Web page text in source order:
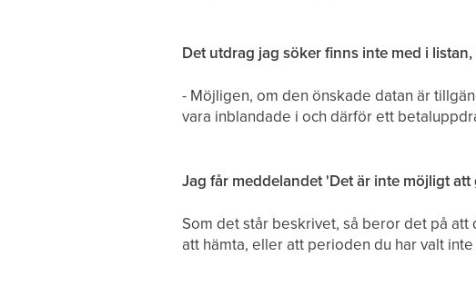
Det utdrag jag söker finns inte med i
- Möjligen, om den önskade datan är
vara inblandade i och därför ett
Jag får meddelandet 'Det är inte möjligt
Som det står beskrivet, så beror det på
att hämta, eller att perioden du har valt